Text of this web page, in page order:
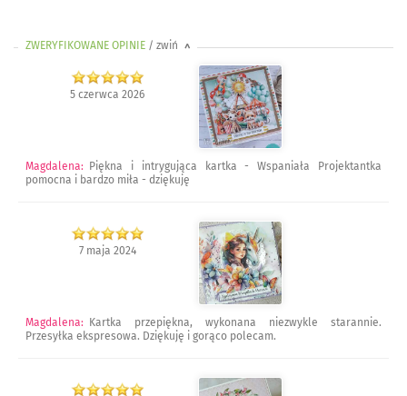
ZWERYFIKOWANE OPINIE / zwiń >
5 czerwca 2026
Magdalena:
Piękna i intrygująca kartka - Wspaniała Projektantka
pomocna i bardzo miła - dziękuję
7 maja 2024
Magdalena:
Kartka przepiękna, wykonana niezwykle starannie.
Przesyłka ekspresowa. Dziękuję i gorąco polecam.